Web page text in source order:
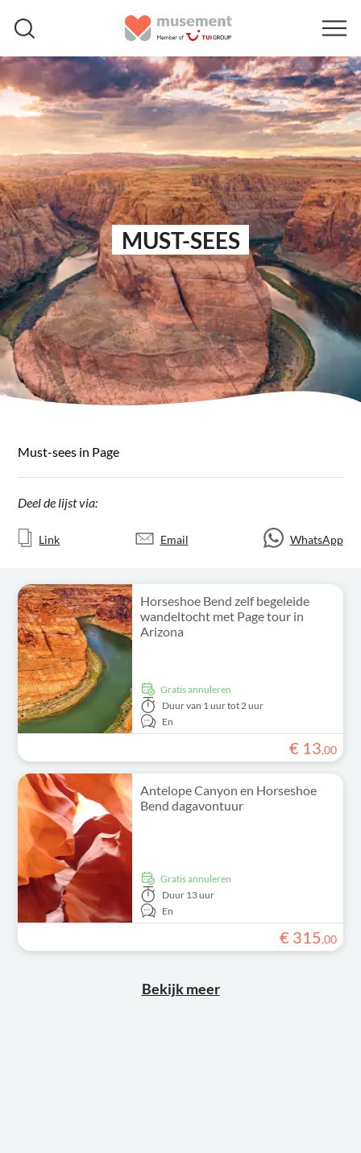
MUST-SEES
Must-sees in Page
Deel de lijst via:
Link Email WhatsApp
Horseshoe Bend zelf begeleide
wandeltocht met Page tour in
Arizona
Gratis annuleren
Duurvan 1 uur tot 2 uur
En
€ 13,00
Antelope Canyon en Horseshoe
Bend dagavontuur
Gratis annuleren
Duur 13 uur
En
€ 315,00
Bekijk meer